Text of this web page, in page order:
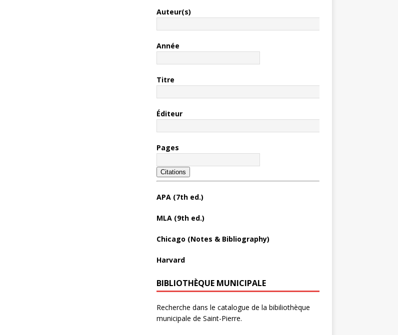
Auteur(s)
Année
Titre
Éditeur
Pages
Citations
APA (7th ed.)
MLA (9th ed.)
Chicago (Notes & Bibliography)
Harvard
BIBLIOTHÈQUE MUNICIPALE
Recherche dans le catalogue de la bibiliothèque
municipale de Saint-Pierre.